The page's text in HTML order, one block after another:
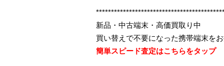
新品・中古端末・高価買取り中
買い替えで不要になった携帯端末を
簡単スピード査定はこちらをタップ